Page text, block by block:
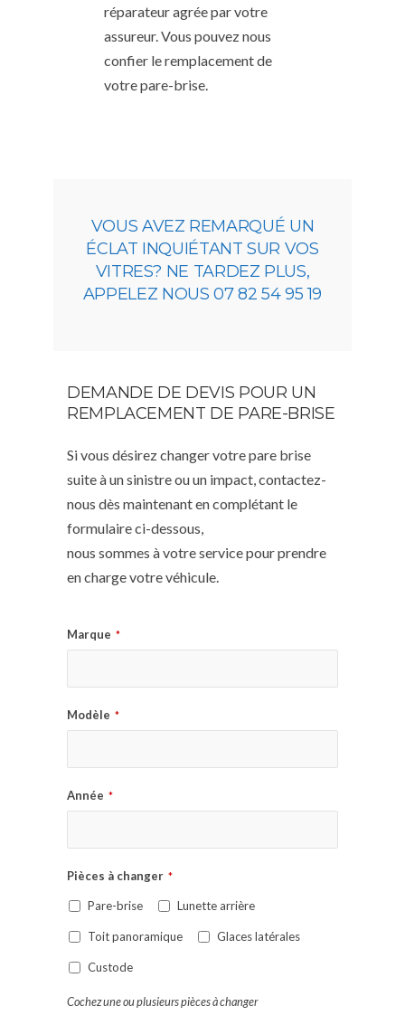
réparateur agrée par votre
assureur. Vous pouvez nous
confier le remplacement de
votre pare-brise.
VOUS AVEZ REMARQUÉ UN
ÉCLAT INQUIÉTANT SUR VOS
VITRES? NE TARDEZ PLUS,
APPELEZ NOUS 07 82 54 95 19
DEMANDE DE DEVIS POUR UN
REMPLACEMENT DE PARE-BRISE
Si vous désirez changer votre pare brise
suite à un sinistre ou un impact, contactez-
nous dès maintenant en complétant le
formulaire ci-dessous,
nous sommes à votre service pour prendre
en charge votre véhicule.
Marque *
Modèle *
Année *
Pièces à changer *
Pare-brise Lunette arrière
Toit panoramique Glaces latérales
Custode
Cochez une ou plusieurs pièces à changer